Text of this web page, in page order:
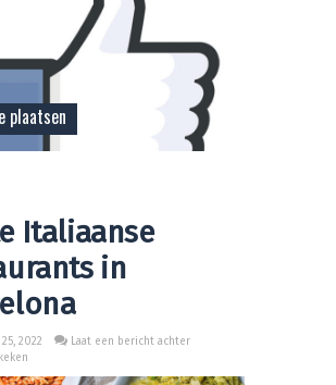
plaatsen
Italiaanse
in
2022
Laat een bericht achter